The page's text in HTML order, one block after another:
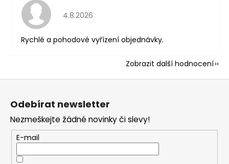
Hodnocení obchodu je 5 z 5 hvězdiček.
4.8.2026
Rychlé a pohodové vyřízení objednávky.
Zobrazit další hodnocení
Z
Odebírat newsletter
Nezmeškejte žádné novinky či slevy!
E-mail